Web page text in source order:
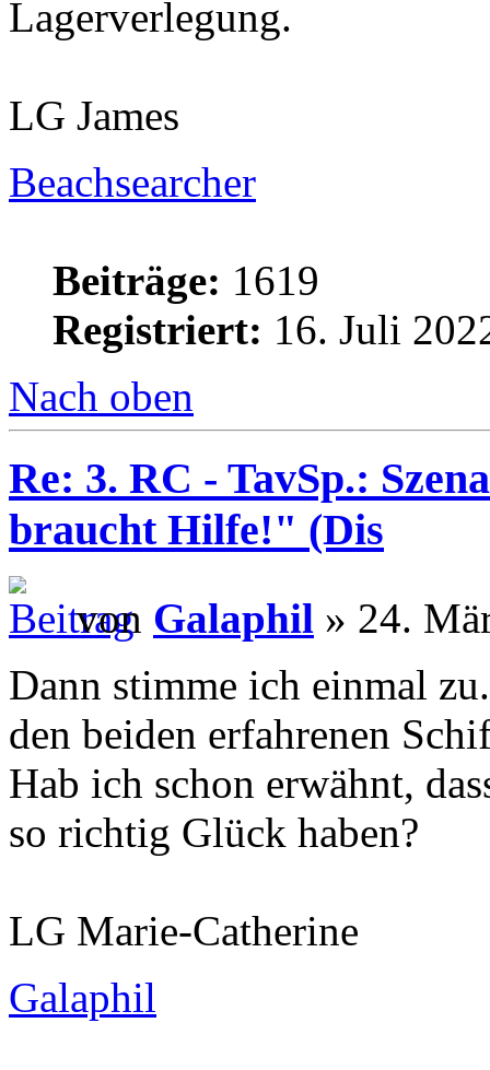
Lagerverlegung.
LG James
Beachsearcher
Beiträge: 1619
Registriert: 16. Juli
Nach oben
Re: 3. RC - TavSp.:
braucht Hilfe!" (Dis
von Galaphil » 24.
Dann stimme ich einmal
den beiden erfahrenen
Hab ich schon erwähnt,
so richtig Glück haben?
LG Marie-Catherine
Galaphil